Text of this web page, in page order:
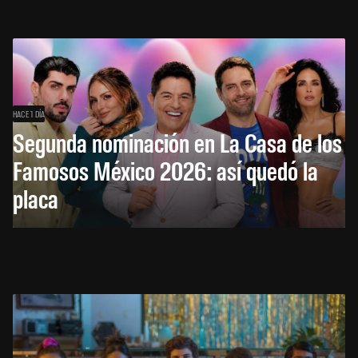
HACE 1 DÍA
Segunda nominación en La Casa de los
Famosos México 2026: así quedó la
placa